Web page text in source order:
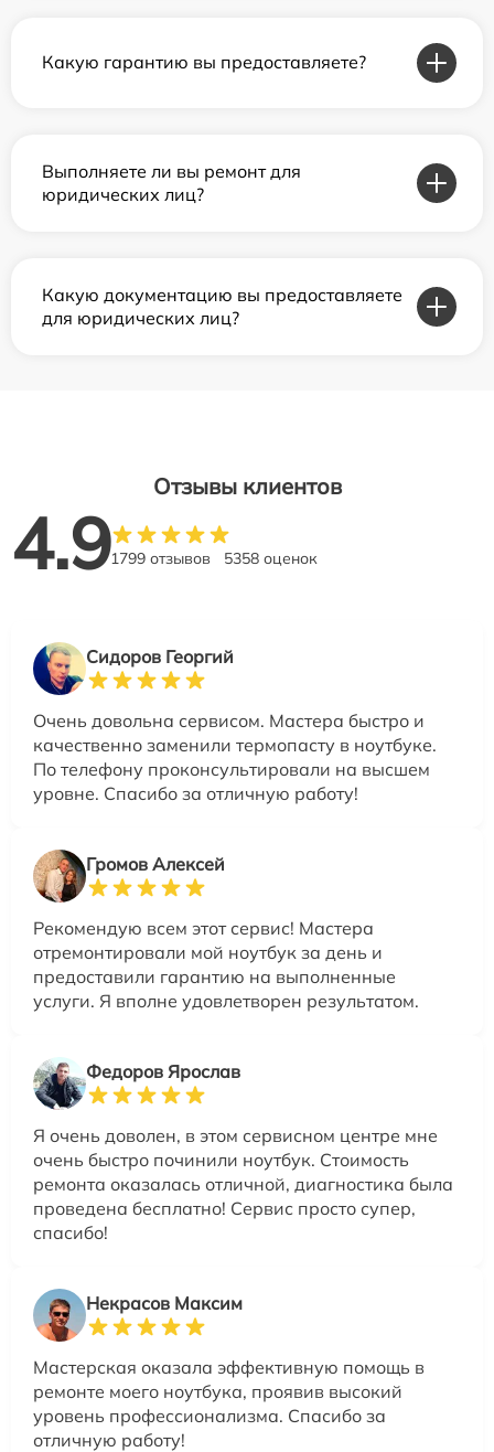
Какую гарантию вы предоставляете?
Выполняете ли вы ремонт для
юридических лиц?
Какую документацию вы предоставляете
для юридических лиц?
Отзывы клиентов
4.91799 отзывов 5358 оценок
Сидоров Георгий
Очень довольна сервисом. Мастера быстро и
качественно заменили термопасту в ноутбуке.
По телефону проконсультировали на высшем
уровне. Спасибо за отличную работу!
Громов Алексей
Рекомендую всем этот сервис! Мастера
отремонтировали мой ноутбук за день и
предоставили гарантию на выполненные
услуги. Я вполне удовлетворен результатом.
Федоров Ярослав
Я очень доволен, в этом сервисном центре мне
очень быстро починили ноутбук. Стоимость
ремонта оказалась отличной, диагностика была
проведена бесплатно! Сервис просто супер,
спасибо!
Некрасов Максим
Мастерская оказала эффективную помощь в
ремонте моего ноутбука, проявив высокий
уровень профессионализма. Спасибо за
отличную работу!